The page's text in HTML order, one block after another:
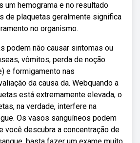
um hemograma e no resultado
de plaquetas geralmente significa
no organismo.
podem não causar sintomas ou
vômitos, perda de noção
e formigamento nas
da causa da. Webquando a
está extremamente elevada, o
na verdade, interfere na
Os vasos sanguíneos podem
você descubra a concentração de